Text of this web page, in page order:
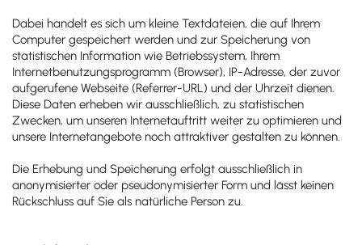
Dabei handelt es sich um kleine Textdateien, die auf Ihrem
Computer gespeichert werden und zur Speicherung von
statistischen Information wie Betriebssystem, Ihrem
Internetbenutzungsprogramm (Browser), IP-Adresse, der zuvor
aufgerufene Webseite (Referrer-URL) und der Uhrzeit dienen.
Diese Daten erheben wir ausschließlich, zu statistischen
Zwecken, um unseren Internetauftritt weiter zu optimieren und
unsere Internetangebote noch attraktiver gestalten zu können.
Die Erhebung und Speicherung erfolgt ausschließlich in
anonymisierter oder pseudonymisierter Form und lässt keinen
Rückschluss auf Sie als natürliche Person zu.